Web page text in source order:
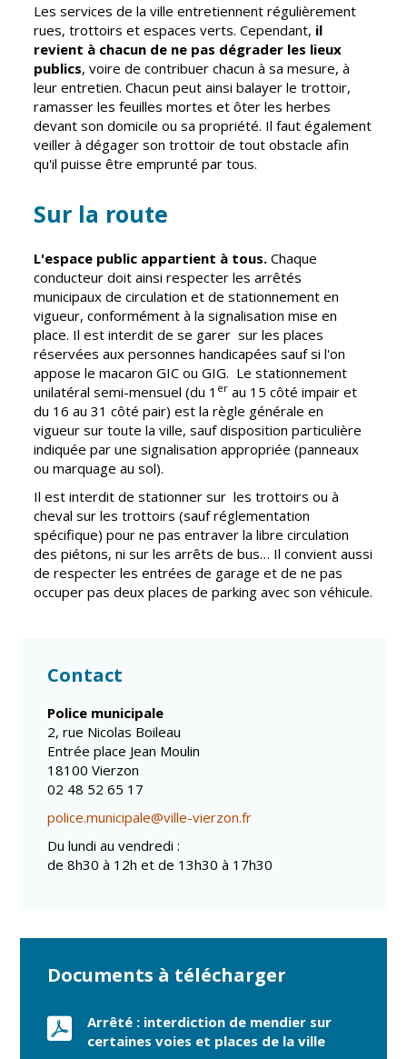
Gare de Vierzon
Travaux
Refuge canin
Marchés
Urbanisme et
logement
commerce
chaleur urbain
Les services de la ville entretiennent régulièrement
rues, trottoirs et espaces verts. Cependant, il
revient à chacun de ne pas dégrader les lieux
publics, voire de contribuer chacun à sa mesure, à
leur entretien. Chacun peut ainsi balayer le trottoir,
ramasser les feuilles mortes et ôter les herbes
devant son domicile ou sa propriété. Il faut également
veiller à dégager son trottoir de tout obstacle afin
qu'il puisse être emprunté par tous.
Sur la route
L'espace public appartient à tous. Chaque
conducteur doit ainsi respecter les arrêtés
municipaux de circulation et de stationnement en
vigueur, conformément à la signalisation mise en
place. Il est interdit de se garer sur les places
réservées aux personnes handicapées sauf si l'on
appose le macaron GIC ou GIG. Le stationnement
unilatéral semi-mensuel (du 1 er au 15 côté impair et
du 16 au 31 côté pair) est la règle générale en
vigueur sur toute la ville, sauf disposition particulière
indiquée par une signalisation appropriée (panneaux
ou marquage au sol).
Il est interdit de stationner sur les trottoirs ou à
cheval sur les trottoirs (sauf réglementation
spécifique) pour ne pas entraver la libre circulation
des piétons, ni sur les arrêts de bus… Il convient aussi
de respecter les entrées de garage et de ne pas
occuper pas deux places de parking avec son véhicule.
Contact
Police municipale
2, rue Nicolas Boileau
Entrée place Jean Moulin
18100 Vierzon
02 48 52 65 17
police.municipale@ville-vierzon.fr
Du lundi au vendredi :
de 8h30 à 12h et de 13h30 à 17h30
Documents à télécharger
Arrêté : interdiction de mendier sur
certaines voies et places de la ville